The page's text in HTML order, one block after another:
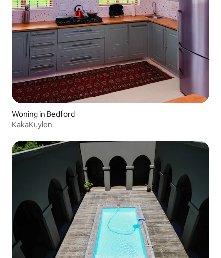
Woning in Bedford
KakaKuylen